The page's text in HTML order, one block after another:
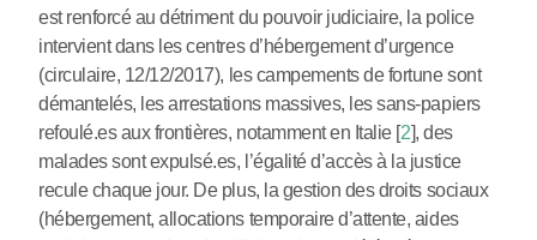
est renforcé au détriment du pouvoir judiciaire, la police
intervient dans les centres d’hébergement d’urgence
(circulaire, 12/12/2017), les campements de fortune sont
démantelés, les arrestations massives, les sans-papiers
refoulé.es aux frontières, notamment en Italie[2], des
malades sont expulsé.es, l’égalité d’accès à la justice
recule chaque jour. De plus, la gestion des droits sociaux
(hébergement, allocations temporaire d’attente, aides